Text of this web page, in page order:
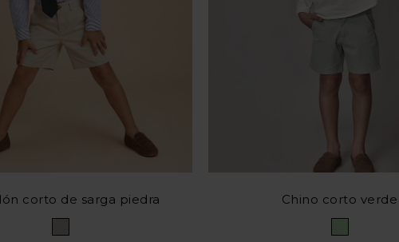
corto de sarga piedra Chino corto verde